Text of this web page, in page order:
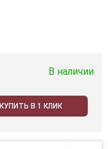
В наличии
КУПИТЬ В 1 КЛИК